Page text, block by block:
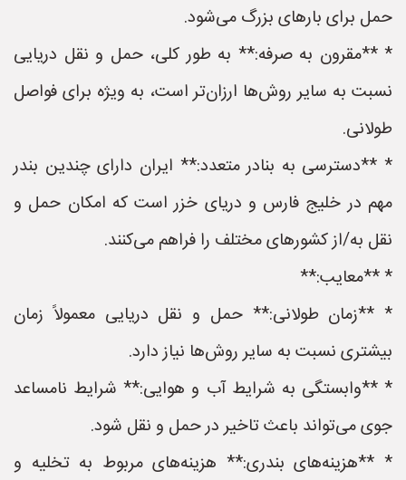
حمل برای بارهای بزرگ می‌شود.
* **مقرون به صرفه:** به طور کلی، حمل و نقل دریایی
نسبت به سایر روش‌ها ارزان‌تر است، به ویژه برای فواصل
طولانی.
* **دسترسی به بنادر متعدد:** ایران دارای چندین بندر
مهم در خلیج فارس و دریای خزر است که امکان حمل و
نقل به/از کشورهای مختلف را فراهم می‌کنند.
* **معایب:**
* **زمان طولانی:** حمل و نقل دریایی معمولاً زمان
بیشتری نسبت به سایر روش‌ها نیاز دارد.
* **وابستگی به شرایط آب و هوایی:** شرایط نامساعد
جوی می‌تواند باعث تاخیر در حمل و نقل شود.
* **هزینه‌های بندری:** هزینه‌های مربوط به تخلیه و